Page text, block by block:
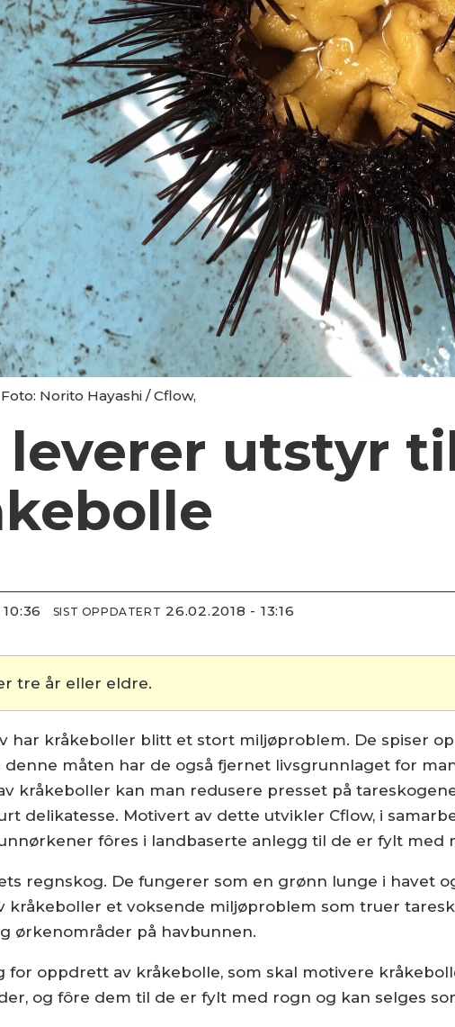
Norito Hayashi / Cflow,
leverer utstyr
SIST OPPDATERT 26.02.2018 - 13:16
tre år eller eldre.
har kråkeboller blitt et stort miljøproblem. De spiser
måten har de også fjernet livsgrunnlaget for
kråkeboller kan man redusere presset på
delikatesse. Motivert av dette utvikler Cflow, i
fôres i landbaserte anlegg til de er fylt med
regnskog. De fungerer som en grønn lunge i havet
kråkeboller et voksende miljøproblem som truer
ørkenområder på havbunnen.
for oppdrett av kråkebolle, som skal motivere
og fôre dem til de er fylt med rogn og kan selges